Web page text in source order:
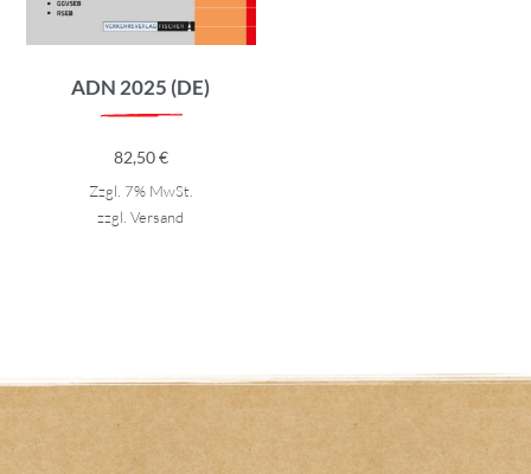
ADN 2025 (DE)
82,50€
Zzgl. 7% MwSt.
zzgl.Versand